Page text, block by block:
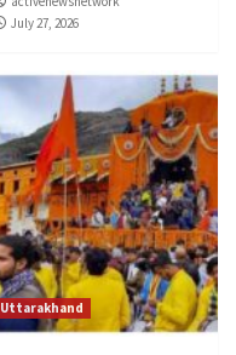
July 27, 2026
Uttarakhand